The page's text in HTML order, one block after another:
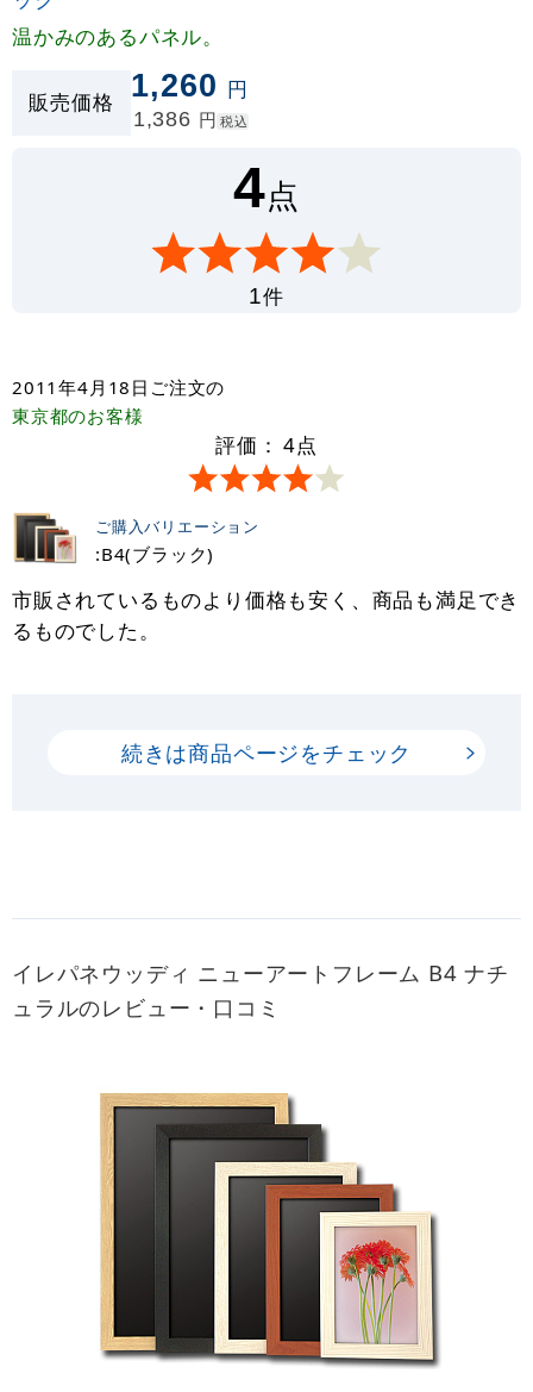
温かみのあるパネル。
販売価格 1,260 円
1,386 円 税込
4点
1件
2011年4月18日 ご注文の
東京都のお客様
評価： 4点
ご購入バリエーション
:B4(ブラック)
市販されているものより価格も安く、商品も満足でき
るものでした。
続きは商品ページをチェック
イレパネウッディ ニューアートフレーム B4 ナチ
ュラルのレビュー・口コミ